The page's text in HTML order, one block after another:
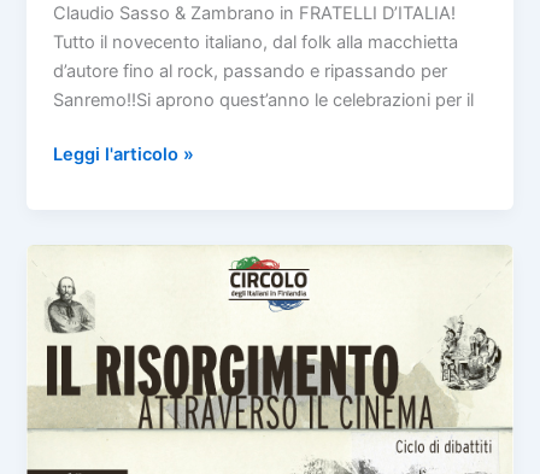
Claudio Sasso & Zambrano in FRATELLI D’ITALIA!
Tutto il novecento italiano, dal folk alla macchietta
d’autore fino al rock, passando e ripassando per
Sanremo!!Si aprono quest’anno le celebrazioni per il
Fratelli
Leggi l'articolo »